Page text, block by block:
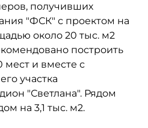
получивших
"ФСК" с проектом на
около 20 тыс. м2
построить
и вместе с
участка
"Светлана". Рядом
на 3,1 тыс. м2.